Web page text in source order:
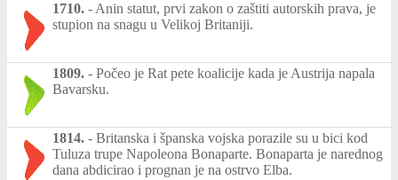
1710. - Anin statut, prvi zakon o zaštiti autorskih prava, je
stupion na snagu u Velikoj Britaniji.
1809. - Počeo je Rat pete koalicije kada je Austrija napala
Bavarsku.
1814. - Britanska i španska vojska porazile su u bici kod
Tuluza trupe Napoleona Bonaparte. Bonaparta je narednog
dana abdicirao i prognan je na ostrvo Elba.